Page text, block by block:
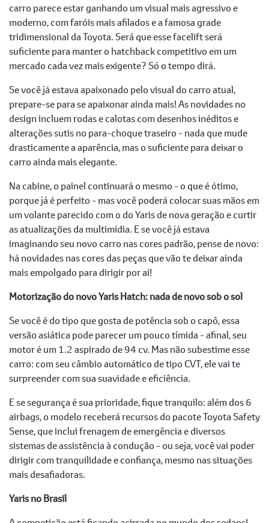
carro parece estar ganhando um visual mais agressivo e
moderno, com faróis mais afilados e a famosa grade
tridimensional da Toyota. Será que esse facelift será
suficiente para manter o hatchback competitivo em um
mercado cada vez mais exigente? Só o tempo dirá.
Se você já estava apaixonado pelo visual do carro atual,
prepare-se para se apaixonar ainda mais! As novidades no
design incluem rodas e calotas com desenhos inéditos e
alterações sutis no para-choque traseiro - nada que mude
drasticamente a aparência, mas o suficiente para deixar o
carro ainda mais elegante.
Na cabine, o painel continuará o mesmo - o que é ótimo,
porque já é perfeito - mas você poderá colocar suas mãos em
um volante parecido com o do Yaris de nova geração e curtir
as atualizações da multimídia. E se você já estava
imaginando seu novo carro nas cores padrão, pense de novo:
há novidades nas cores das peças que vão te deixar ainda
mais empolgado para dirigir por aí!
Motorização do novo Yaris Hatch: nada de novo sob o sol
Se você é do tipo que gosta de potência sob o capô, essa
versão asiática pode parecer um pouco tímida - afinal, seu
motor é um 1.2 aspirado de 94 cv. Mas não subestime esse
carro: com seu câmbio automático de tipo CVT, ele vai te
surpreender com sua suavidade e eficiência.
E se segurança é sua prioridade, fique tranquilo: além dos 6
airbags, o modelo receberá recursos do pacote Toyota Safety
Sense, que inclui frenagem de emergência e diversos
sistemas de assistência à condução - ou seja, você vai poder
dirigir com tranquilidade e confiança, mesmo nas situações
mais desafiadoras.
Yaris no Brasil